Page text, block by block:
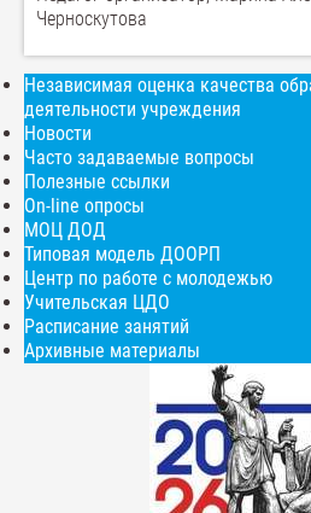
Черноскутова
Независимая оценка качества
деятельности учреждения
Новости
Часто задаваемые вопросы
Полезные ссылки
On-line опросы
МОЦ ДОД
Типовая модель ДООРП
Центр по работе с молодежью
Учительская ЦДО
Расписание занятий
Архивные материалы